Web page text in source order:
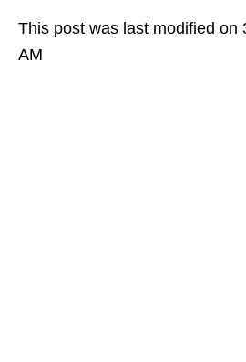
This post was last modified on
AM